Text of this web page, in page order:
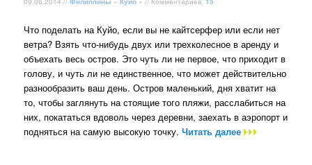
Что поделать на Куйо, если вы не кайтсерфер или если нет
ветра? Взять что-нибудь двух или трехколесное в аренду и
объехать весь остров. Это чуть ли не первое, что приходит в
голову, и чуть ли не единственное, что может действительно
разнообразить ваш день. Остров маленький, дня хватит на
то, чтобы заглянуть на стоящие того пляжи, расслабиться на
них, покататься вдоволь через деревни, заехать в аэропорт и
подняться на самую высокую точку.Читать далее